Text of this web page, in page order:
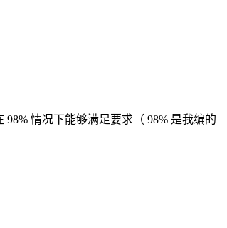
98% 情况下能够满足要求（ 98% 是我编的